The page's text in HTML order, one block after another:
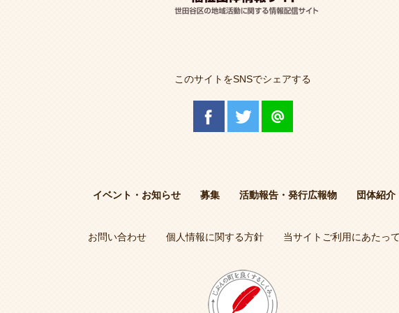
このサイトをSNSでシェアする
イベント・お知らせ 募集 活動報告・発行広報物 団体紹介
お問い合わせ 個人情報に関する方針 当サイトご利用にあたっ